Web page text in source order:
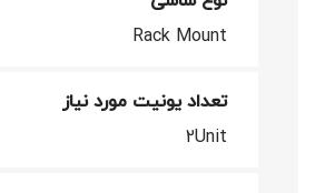
Rack Mount
تعداد یونیت مورد نیاز
2Unit